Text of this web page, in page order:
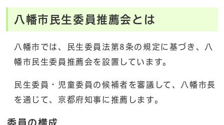
八幡市民生委員推薦会とは
八幡市では、民生委員法第8条の規定に基づき、八
幡市民生委員推薦会を設置しています。
民生委員・児童委員の候補者を審議して、八幡市長
を通じて、京都府知事に推薦します。
委員の構成